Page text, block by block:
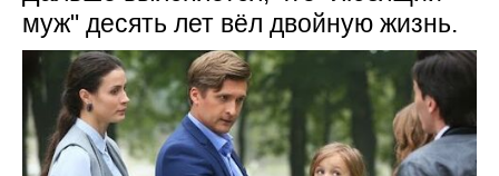
муж" десять лет вёл двойную жизнь.